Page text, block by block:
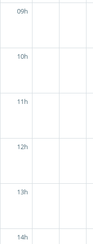
09h
10h
11h
12h
13h
14h